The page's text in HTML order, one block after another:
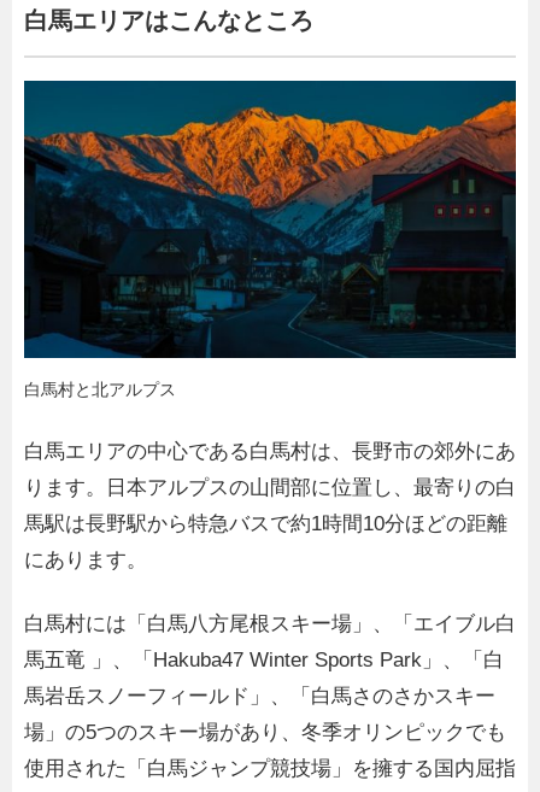
白馬エリアはこんなところ
白馬村と北アルプス
白馬エリアの中心である白馬村は、長野市の郊外にあ
ります。日本アルプスの山間部に位置し、最寄りの白
馬駅は長野駅から特急バスで約1時間10分ほどの距離
にあります。
白馬村には「白馬八方尾根スキー場」、「エイブル白
馬五竜 」、「Hakuba47 Winter Sports Park」、「白
馬岩岳スノーフィールド」、「白馬さのさかスキー
場」の5つのスキー場があり、冬季オリンピックでも
使用された「白馬ジャンプ競技場」を擁する国内屈指